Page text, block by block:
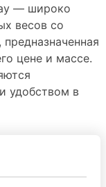
— широко
весов со
цене и массе.
удобством в